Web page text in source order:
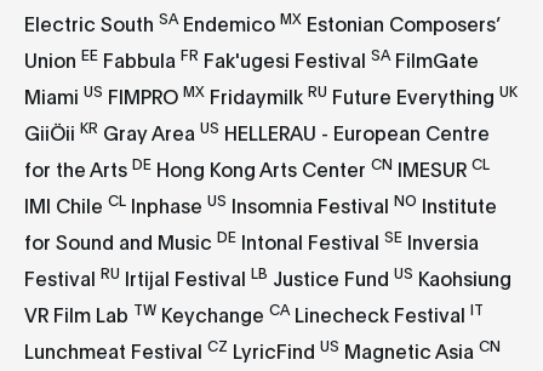
Electric South SAEndemico MX Estonian Composers’
Union EE Fabbula FR Fak'ugesi Festival SAFilmGate
Miami US FIMPRO MX Fridaymilk RU Future Everything UK
GiiÖii KR Gray Area US HELLERAU - European Centre
for the Arts DE Hong Kong Arts Center CN IMESUR CL
IMI Chile CL Inphase US Insomnia Festival NO Institute
for Sound and Music DE Intonal Festival SE Inversia
Festival RU Irtijal Festival LB Justice Fund US Kaohsiung
VR Film Lab TW Keychange CALinecheck Festival IT
Lunchmeat Festival CZ LyricFind US Magnetic Asia CN